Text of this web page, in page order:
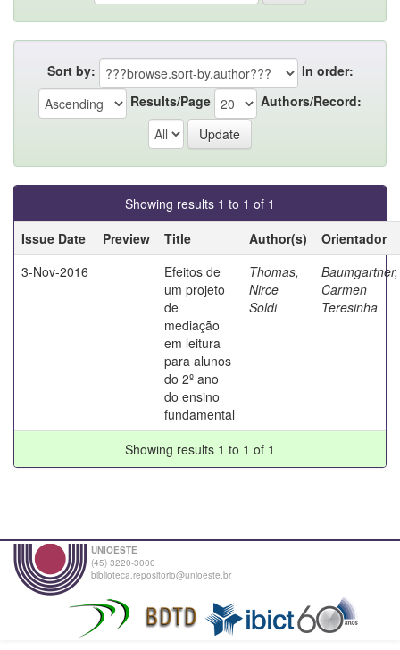
Sort by:
In order:
Results/Page
Authors/Record:
Showing results 1 to 1 of 1
Issue Date
Preview Title Author(s)
Orientador
3-Nov-2016
Efeitos de
um projeto
de
mediação
em leitura
para alunos
do 2º ano
do ensino
fundamental
Thomas,
Nirce
Soldi
Baumgartner,
Carmen
Teresinha
Showing results 1 to 1 of 1
UNIOESTE
(45) 3220-3000
biblioteca.repositorio@unioeste.br